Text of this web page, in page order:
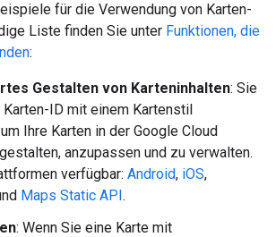
für die Verwendung von Karten-
Liste finden Sie unter Funktionen, die
:
Gestalten von Karteninhalten: Sie
Karten-ID mit einem Kartenstil
Ihre Karten in der Google Cloud
anzupassen und zu verwalten.
verfügbar: Android, iOS,
Maps Static API.
: Wenn Sie eine Karte mit